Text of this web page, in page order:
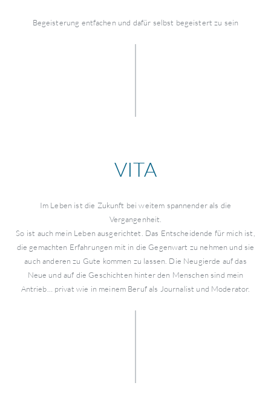
Begeisterung entfachen und dafür selbst begeistert zu sein
VITA
Im Leben ist die Zukunft bei weitem spannender als die
Vergangenheit.
So ist auch mein Leben ausgerichtet. Das Entscheidende für mich ist,
die gemachten Erfahrungen mit in die Gegenwart zu nehmen und sie
auch anderen zu Gute kommen zu lassen. Die Neugierde auf das
Neue und auf die Geschichten hinter den Menschen sind mein
Antrieb… privat wie in meinem Beruf als Journalist und Moderator.